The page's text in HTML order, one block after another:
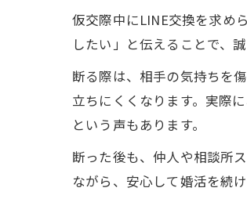
仮交際中にLINE交換を求め
したい」と伝えることで、
断る際は、相手の気持ちを
立ちにくくなります。実際
という声もあります。
断った後も、仲人や相談所
ながら、安心して婚活を続